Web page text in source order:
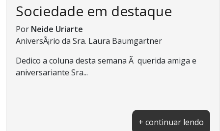
Sociedade em destaque
Por Neide Uriarte
AniversÃ¡rio da Sra. Laura Baumgartner
Dedico a coluna desta semana Ã querida amiga e
aniversariante Sra...
+ continuar lendo